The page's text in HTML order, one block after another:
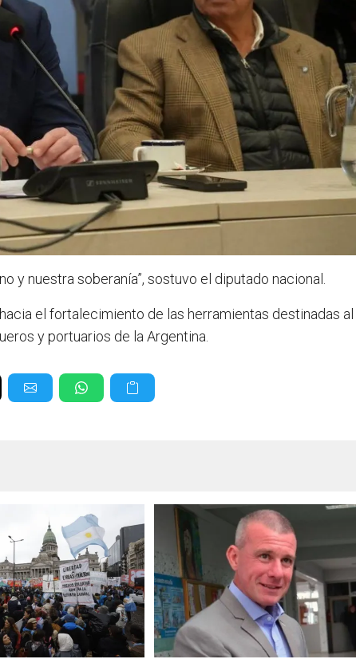
y nuestra soberanía”, sostuvo el diputado nacional.
el fortalecimiento de las herramientas destinadas al
y portuarios de la Argentina.